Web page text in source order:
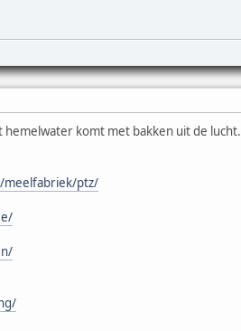
hemelwater komt met bakken uit de lucht.
meelfabriek/ptz/